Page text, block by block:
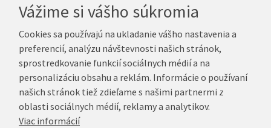
Telefón:+421 222 205 863
E-mail:info@kup-sosovky.sk
Reklamačná adresa
Andrea Votavová
Revoluční 1017
290 01 Poděbrady
Vážime si vášho súkromia
Cookies sa používajú na ukladanie vášho nastavenia a
preferencií, analýzu návštevnosti našich stránok,
sprostredkovanie funkcií sociálnych médií a na
personalizáciu obsahu a reklám. Informácie o používaní
našich stránok tiež zdieľame s našimi partnermi z
oblasti sociálnych médií, reklamy a analytikov.
Viac informácií